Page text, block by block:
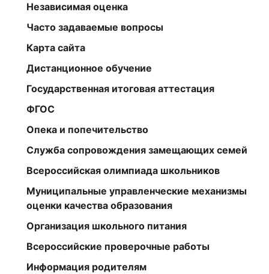
Независимая оценка
Часто задаваемые вопросы
Карта сайта
Дистанционное обучение
Государственная итоговая аттестация
ФГОС
Опека и попечительство
Служба сопровождения замещающих семей
Всероссийская олимпиада школьников
Муниципальные управленческие механизмы
оценки качества образования
Организация школьного питания
Всероссийские проверочные работы
Информация родителям